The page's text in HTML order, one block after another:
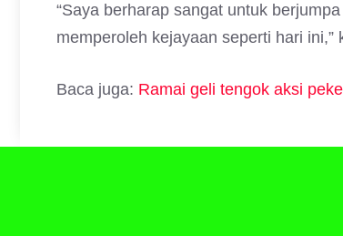
“Saya berharap sangat untuk
memperoleh kejayaan seperti hari ini,”
Baca juga: Ramai geli tengok aksi